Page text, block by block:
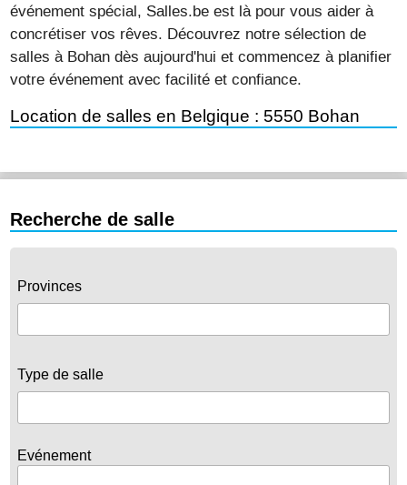
événement spécial, Salles.be est là pour vous aider à
concrétiser vos rêves. Découvrez notre sélection de
salles à Bohan dès aujourd'hui et commencez à planifier
votre événement avec facilité et confiance.
Location de salles en Belgique : 5550 Bohan
Recherche de salle
Provinces
Type de salle
Evénement